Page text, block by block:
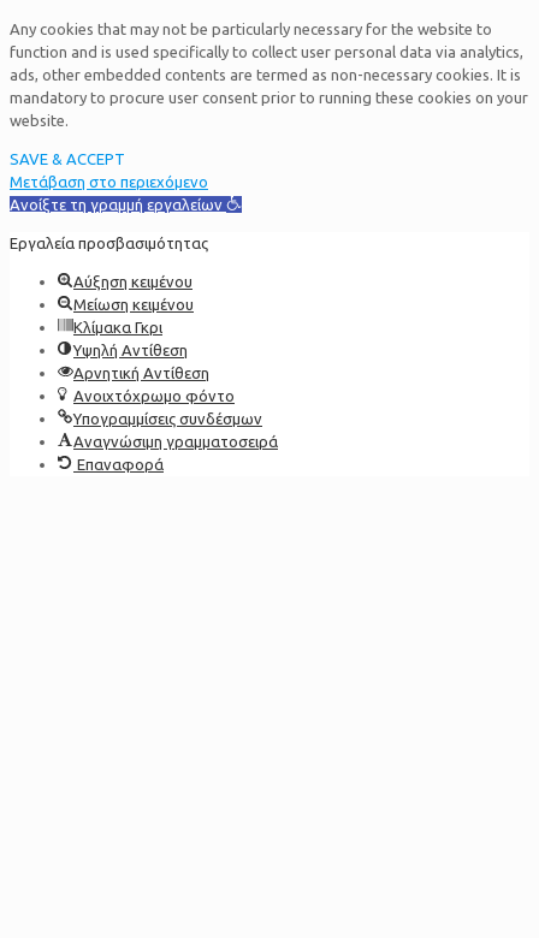
Any cookies that may not be particularly necessary for the website to
function and is used specifically to collect user personal data via analytics,
ads, other embedded contents are termed as non-necessary cookies. It is
mandatory to procure user consent prior to running these cookies on your
website.
SAVE & ACCEPT
Μετάβαση στο περιεχόμενο
Ανοίξτε τη γραμμή εργαλείων
Εργαλεία προσβασιμότητας
Αύξηση κειμένου
Μείωση κειμένου
Κλίμακα Γκρι
Υψηλή Αντίθεση
Αρνητική Αντίθεση
Ανοιχτόχρωμο φόντο
Υπογραμμίσεις συνδέσμων
Αναγνώσιμη γραμματοσειρά
Επαναφορά